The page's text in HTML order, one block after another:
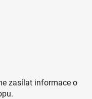
zasílat informace o